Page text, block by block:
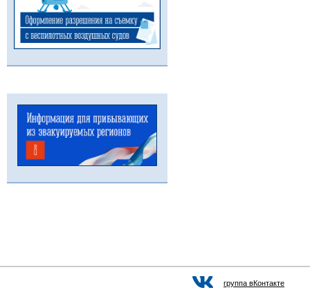
группа вКонтакте